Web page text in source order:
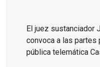
El juez sustanciador
convoca a las
pública telemática